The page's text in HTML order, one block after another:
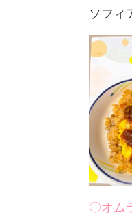
ソフィ
〇オム